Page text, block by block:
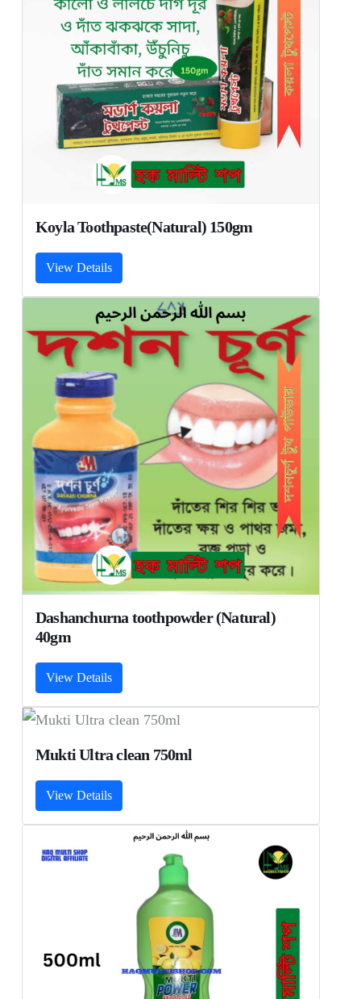
Koyla Toothpaste(Natural) 150gm
View Details
Dashanchurna toothpowder (Natural)
40gm
View Details
Mukti Ultra clean 750ml
View Details